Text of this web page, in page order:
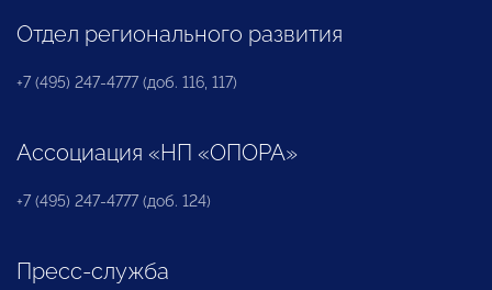
Отдел регионального развития
+7 (495) 247-4777 (доб. 116, 117)
Ассоциация «НП «ОПОРА»
+7 (495) 247-4777 (доб. 124)
Пресс-служба